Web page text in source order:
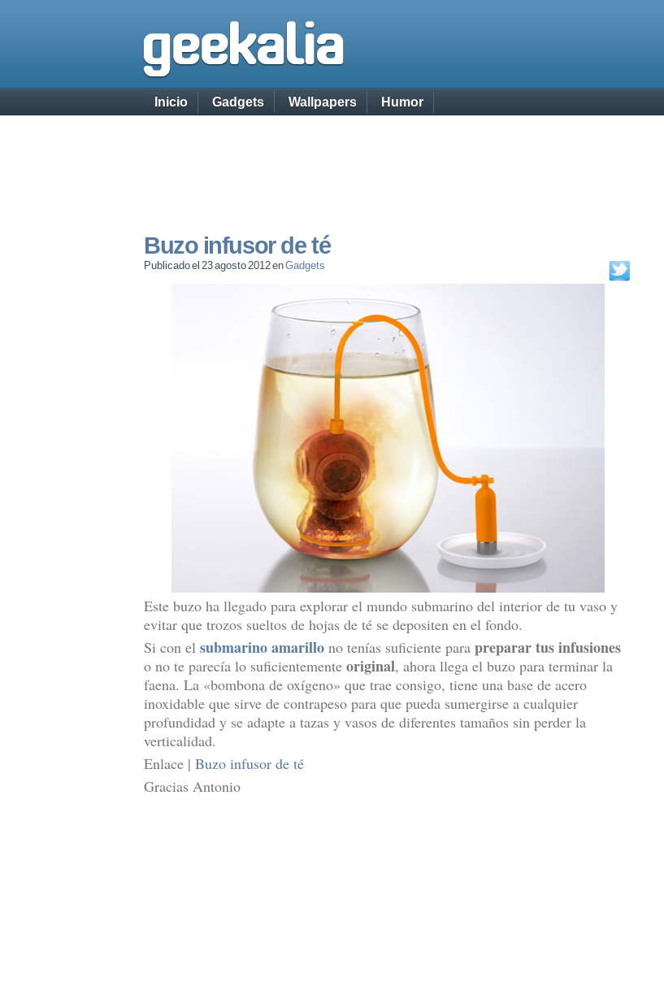
Inicio Gadgets Wallpapers Humor
Buzo infusor de té
Publicado el 23 agosto 2012 enGadgets
Este buzo ha llegado para explorar el mundo submarino del interior de tu vaso y
evitar que trozos sueltos de hojas de té se depositen en el fondo.
Si con el submarino amarillo no tenías suficiente para preparar tus infusiones
o no te parecía lo suficientemente original, ahora llega el buzo para terminar la
faena. La «bombona de oxígeno» que trae consigo, tiene una base de acero
inoxidable que sirve de contrapeso para que pueda sumergirse a cualquier
profundidad y se adapte a tazas y vasos de diferentes tamaños sin perder la
verticalidad.
Enlace | Buzo infusor de té
Gracias Antonio